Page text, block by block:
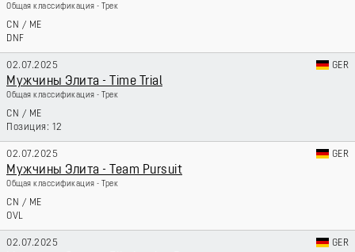
Общая классификация - Трек
CN / ME
DNF
02.07.2025 GER
Мужчины Элита - Time Trial
Общая классификация - Трек
CN / ME
12
02.07.2025 GER
Мужчины Элита - Team Pursuit
Общая классификация - Трек
CN / ME
OVL
02.07.2025 GER